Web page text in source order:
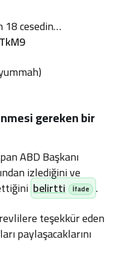
18 cesedin…
gereken bir
ABD Başkanı
izlediğini ve
belirtti
.
teşekkür eden
paylaşacaklarını